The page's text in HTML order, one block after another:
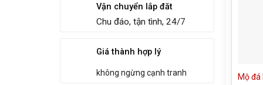
Vận chuyển lắp đăt
Chu đáo, tận tình, 24/7
Giá thành hợp lý
không ngừng cạnh tranh Mộ